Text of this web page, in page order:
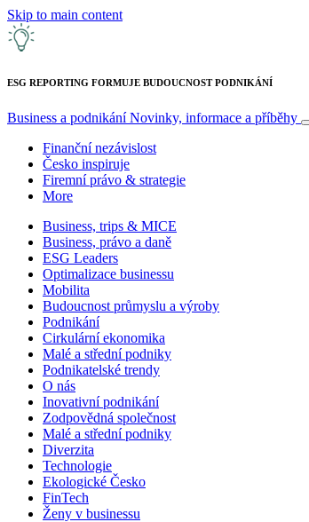
Skip to main content
ESG REPORTING FORMUJE BUDOUCNOST PODNIKÁNÍ
Business a podnikáníNovinky, informace a příběhy
Finanční nezávislost
Česko inspiruje
Firemní právo & strategie
More
Business, trips & MICE
Business, právo a daně
ESG Leaders
Optimalizace businessu
Mobilita
Budoucnost průmyslu a výroby
Podnikání
Cirkulární ekonomika
Malé a střední podniky
Podnikatelské trendy
O nás
Inovativní podnikání
Zodpovědná společnost
Malé a střední podniky
Diverzita
Technologie
Ekologické Česko
FinTech
Ženy v businessu